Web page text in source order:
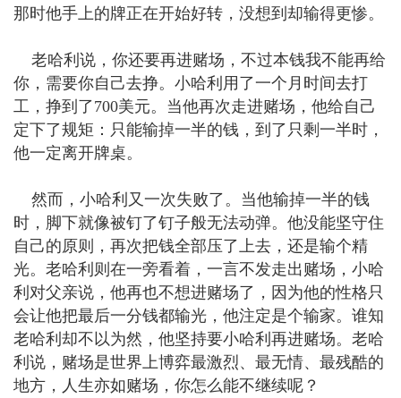
那时他手上的牌正在开始好转，没想到却输得更惨。
老哈利说，你还要再进赌场，不过本钱我不能再给
你，需要你自己去挣。小哈利用了一个月时间去打
工，挣到了700美元。当他再次走进赌场，他给自己
定下了规矩：只能输掉一半的钱，到了只剩一半时，
他一定离开牌桌。
然而，小哈利又一次失败了。当他输掉一半的钱
时，脚下就像被钉了钉子般无法动弹。他没能坚守住
自己的原则，再次把钱全部压了上去，还是输个精
光。老哈利则在一旁看着，一言不发走出赌场，小哈
利对父亲说，他再也不想进赌场了，因为他的性格只
会让他把最后一分钱都输光，他注定是个输家。谁知
老哈利却不以为然，他坚持要小哈利再进赌场。老哈
利说，赌场是世界上博弈最激烈、最无情、最残酷的
地方，人生亦如赌场，你怎么能不继续呢？